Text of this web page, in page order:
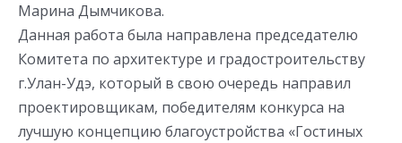
Марина Дымчикова.
Данная работа была направлена председателю
Комитета по архитектуре и градостроительству
г.Улан-Удэ, который в свою очередь направил
проектировщикам, победителям конкурса на
лучшую концепцию благоустройства «Гостиных